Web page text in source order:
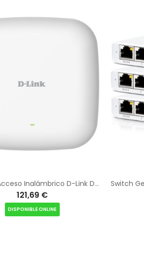
Punto de Acceso Inalámbrico D-Link DBR-X3000-AP/ WiFi 6/ PoE/ 3000Mbps/ 2.4GHz 5GHz/ Antenas de 3/4dBi/ WiFi 802.11ax
121,69 €
DISPONIBLE ONLINE